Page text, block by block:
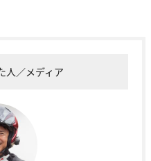
人／メディア